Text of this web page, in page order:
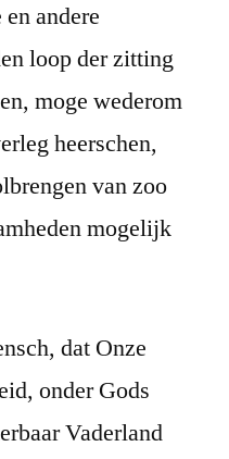
andere
loop der zitting
moge wederom
heerschen,
van zoo
mogelijk
dat Onze
onder Gods
Vaderland